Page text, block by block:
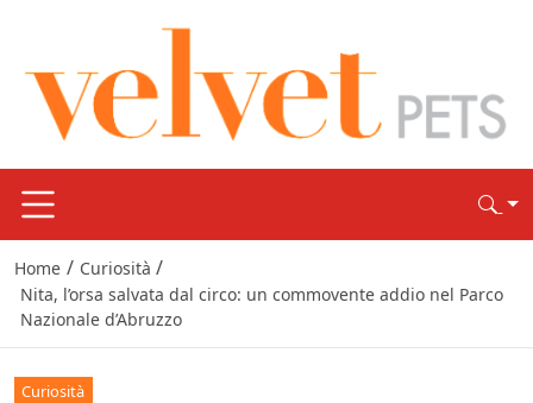
Home / Curiosità /
Nita, l’orsa salvata dal circo: un commovente addio nel Parco
Nazionale d’Abruzzo
Curiosità